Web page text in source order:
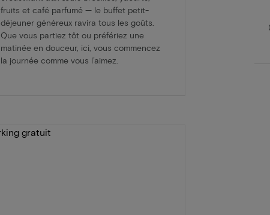
fruits et café parfumé — le buffet petit-
déjeuner généreux ravira tous les goûts.
Que vous partiez tôt ou préfériez une
matinée en douceur, ici, vous commencez
la journée comme vous l’aimez.